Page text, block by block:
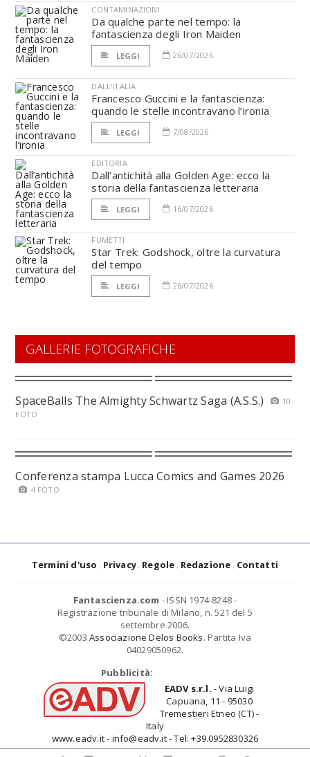
CONTAMINAZIONI
Da qualche parte nel tempo: la
fantascienza degli Iron Maiden
LEGGI 26/07/2026
DALL'ITALIA
Francesco Guccini e la fantascienza:
quando le stelle incontravano l’ironia
LEGGI 7/08/2026
EDITORIA
Dall’antichità alla Golden Age: ecco la
storia della fantascienza letteraria
LEGGI 16/07/2026
FUMETTI
Star Trek: Godshock, oltre la curvatura
del tempo
LEGGI 26/07/2026
GALLERIE FOTOGRAFICHE
SpaceBalls The Almighty Schwartz Saga (A.S.S.)
10
FOTO
Conferenza stampa Lucca Comics and Games 2026
4 FOTO
Termini d'uso Privacy Regole Redazione Contatti
Fantascienza.com - ISSN 1974-8248 -
Registrazione tribunale di Milano, n. 521 del 5
settembre 2006.
©2003 Associazione Delos Books. Partita Iva
04029050962.
Pubblicità:
EADV s.r.l. - Via Luigi
Capuana, 11 - 95030
Tremestieri Etneo (CT) -
Italy
www.eadv.it - info@eadv.it - Tel: +39.0952830326